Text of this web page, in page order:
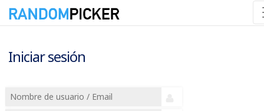
Iniciar sesión